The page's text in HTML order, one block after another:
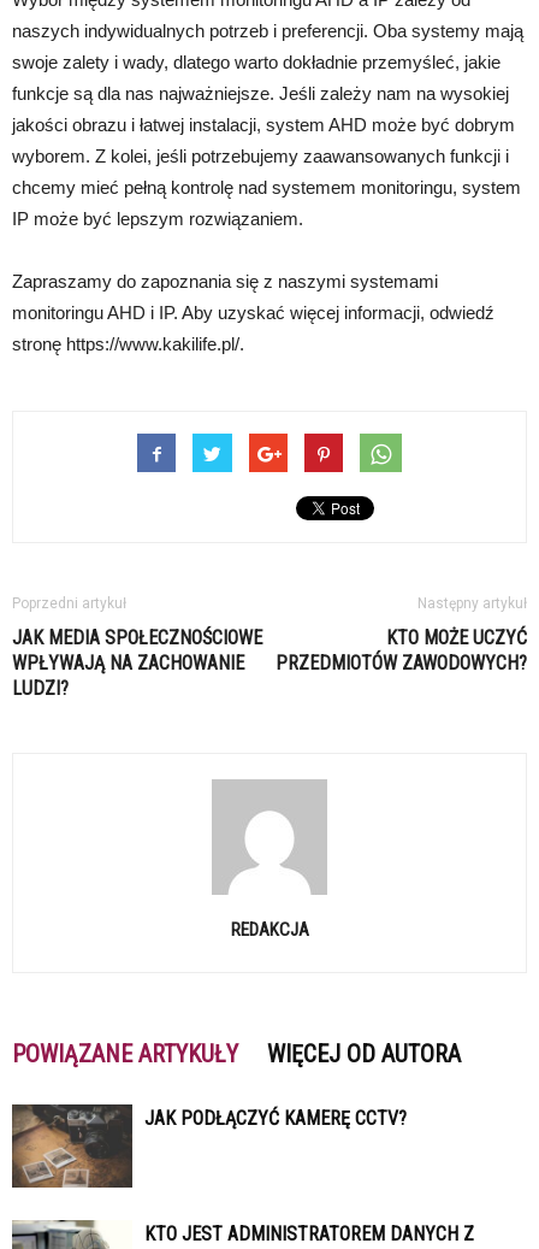
naszych indywidualnych potrzeb i preferencji. Oba systemy mają
swoje zalety i wady, dlatego warto dokładnie przemyśleć, jakie
funkcje są dla nas najważniejsze. Jeśli zależy nam na wysokiej
jakości obrazu i łatwej instalacji, system AHD może być dobrym
wyborem. Z kolei, jeśli potrzebujemy zaawansowanych funkcji i
chcemy mieć pełną kontrolę nad systemem monitoringu, system
IP może być lepszym rozwiązaniem.
Zapraszamy do zapoznania się z naszymi systemami
monitoringu AHD i IP. Aby uzyskać więcej informacji, odwiedź
stronę https://www.kakilife.pl/.
Poprzedni artykuł
JAK MEDIA SPOŁECZNOŚCIOWE
WPŁYWAJĄ NA ZACHOWANIE
LUDZI?
Następny artykuł
KTO MOŻE UCZYĆ
PRZEDMIOTÓW ZAWODOWYCH?
REDAKCJA
POWIĄZANE ARTYKUŁY WIĘCEJ OD AUTORA
JAK PODŁĄCZYĆ KAMERĘ CCTV?
KTO JEST ADMINISTRATOREM DANYCH Z